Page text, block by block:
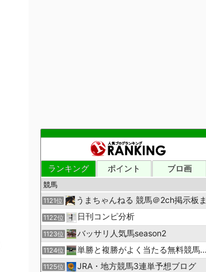
ランキング ポイント ブロ画
1121位 うまちゃんねる 競馬＠2ch掲示板まとめ
1122位 日刊コンピ分析
1123位 バッサリ人気馬season2
1124位 単勝と複勝がよく当たる無料競馬予想ブログ
1125位 JRA・地方競馬3連単予想ブログ